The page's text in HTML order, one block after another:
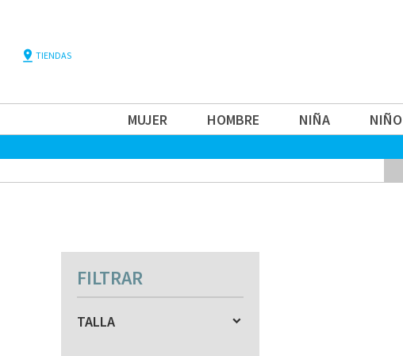
pin_drop TIENDAS
MUJER HOMBRE NIÑA NIÑO
FILTRAR
TALLA